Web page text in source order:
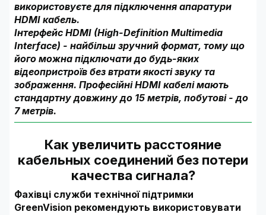
використовуєте для підключення апаратури
HDMI кабель.
Інтерфейс HDMI (High-Definition Multimedia
Interface) - найбільш зручний формат, тому що
його можна підключати до будь-яких
відеопристроїв без втрати якості звуку та
зображення. Професійні HDMI кабелі мають
стандартну довжину до 15 метрів, побутові - до
7 метрів.
Как увеличить расстояние
кабельных соединений без потери
качества сигнала?
Фахівці служби технічної підтримки
GreenVision рекомендують використовувати